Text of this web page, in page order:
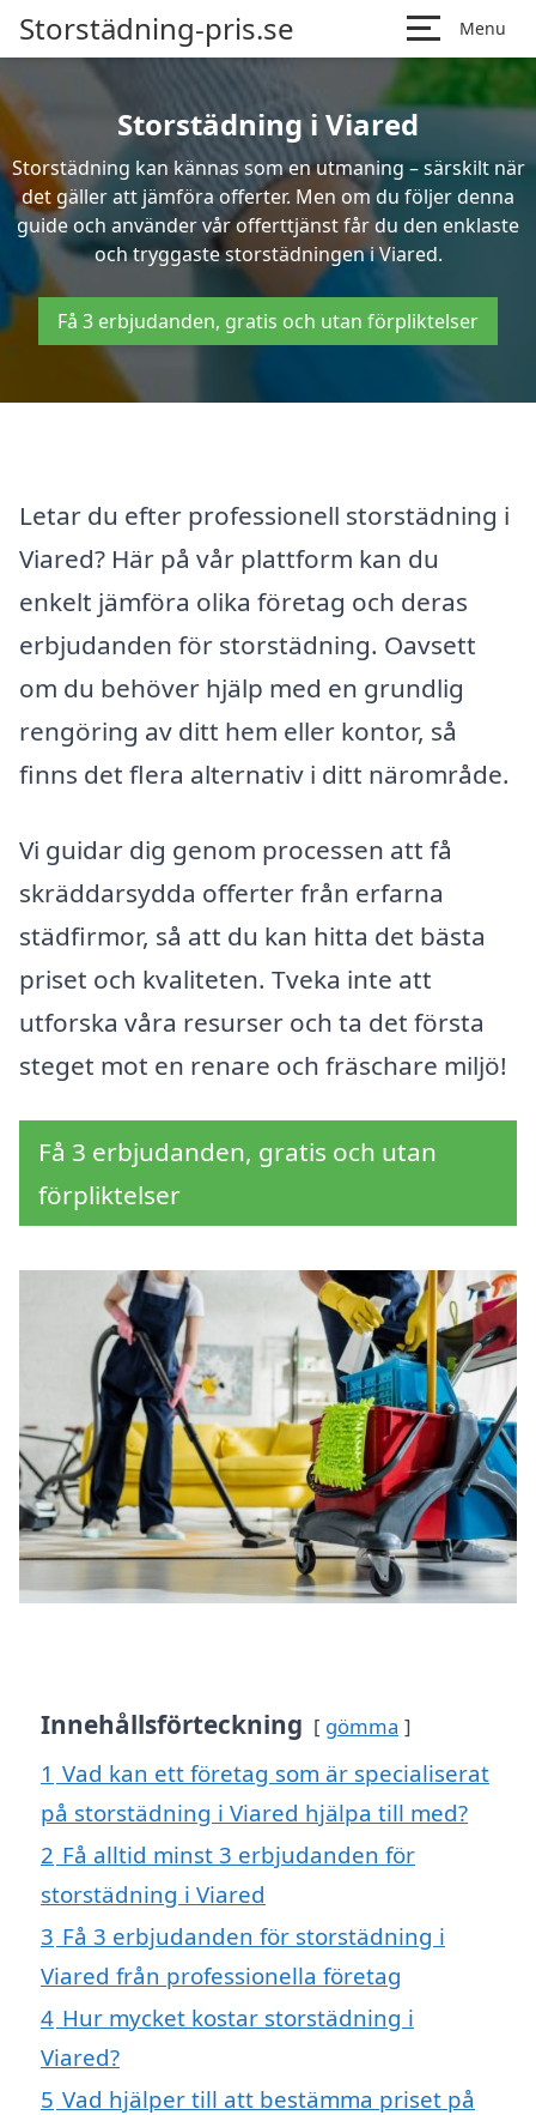
Storstädning-pris.se Menu
Storstädning i Viared
Storstädning kan kännas som en utmaning – särskilt när
det gäller att jämföra offerter. Men om du följer denna
guide och använder vår offerttjänst får du den enklaste
och tryggaste storstädningen i Viared.
Få 3 erbjudanden, gratis och utan förpliktelser
Letar du efter professionell storstädning i
Viared? Här på vår plattform kan du
enkelt jämföra olika företag och deras
erbjudanden för storstädning. Oavsett
om du behöver hjälp med en grundlig
rengöring av ditt hem eller kontor, så
finns det flera alternativ i ditt närområde.
Vi guidar dig genom processen att få
skräddarsydda offerter från erfarna
städfirmor, så att du kan hitta det bästa
priset och kvaliteten. Tveka inte att
utforska våra resurser och ta det första
steget mot en renare och fräschare miljö!
Få 3 erbjudanden, gratis och utan
förpliktelser
Innehållsförteckning gömma
1 Vad kan ett företag som är specialiserat
på storstädning i Viared hjälpa till med?
2 Få alltid minst 3 erbjudanden för
storstädning i Viared
3 Få 3 erbjudanden för storstädning i
Viared från professionella företag
4 Hur mycket kostar storstädning i
Viared?
5 Vad hjälper till att bestämma priset på